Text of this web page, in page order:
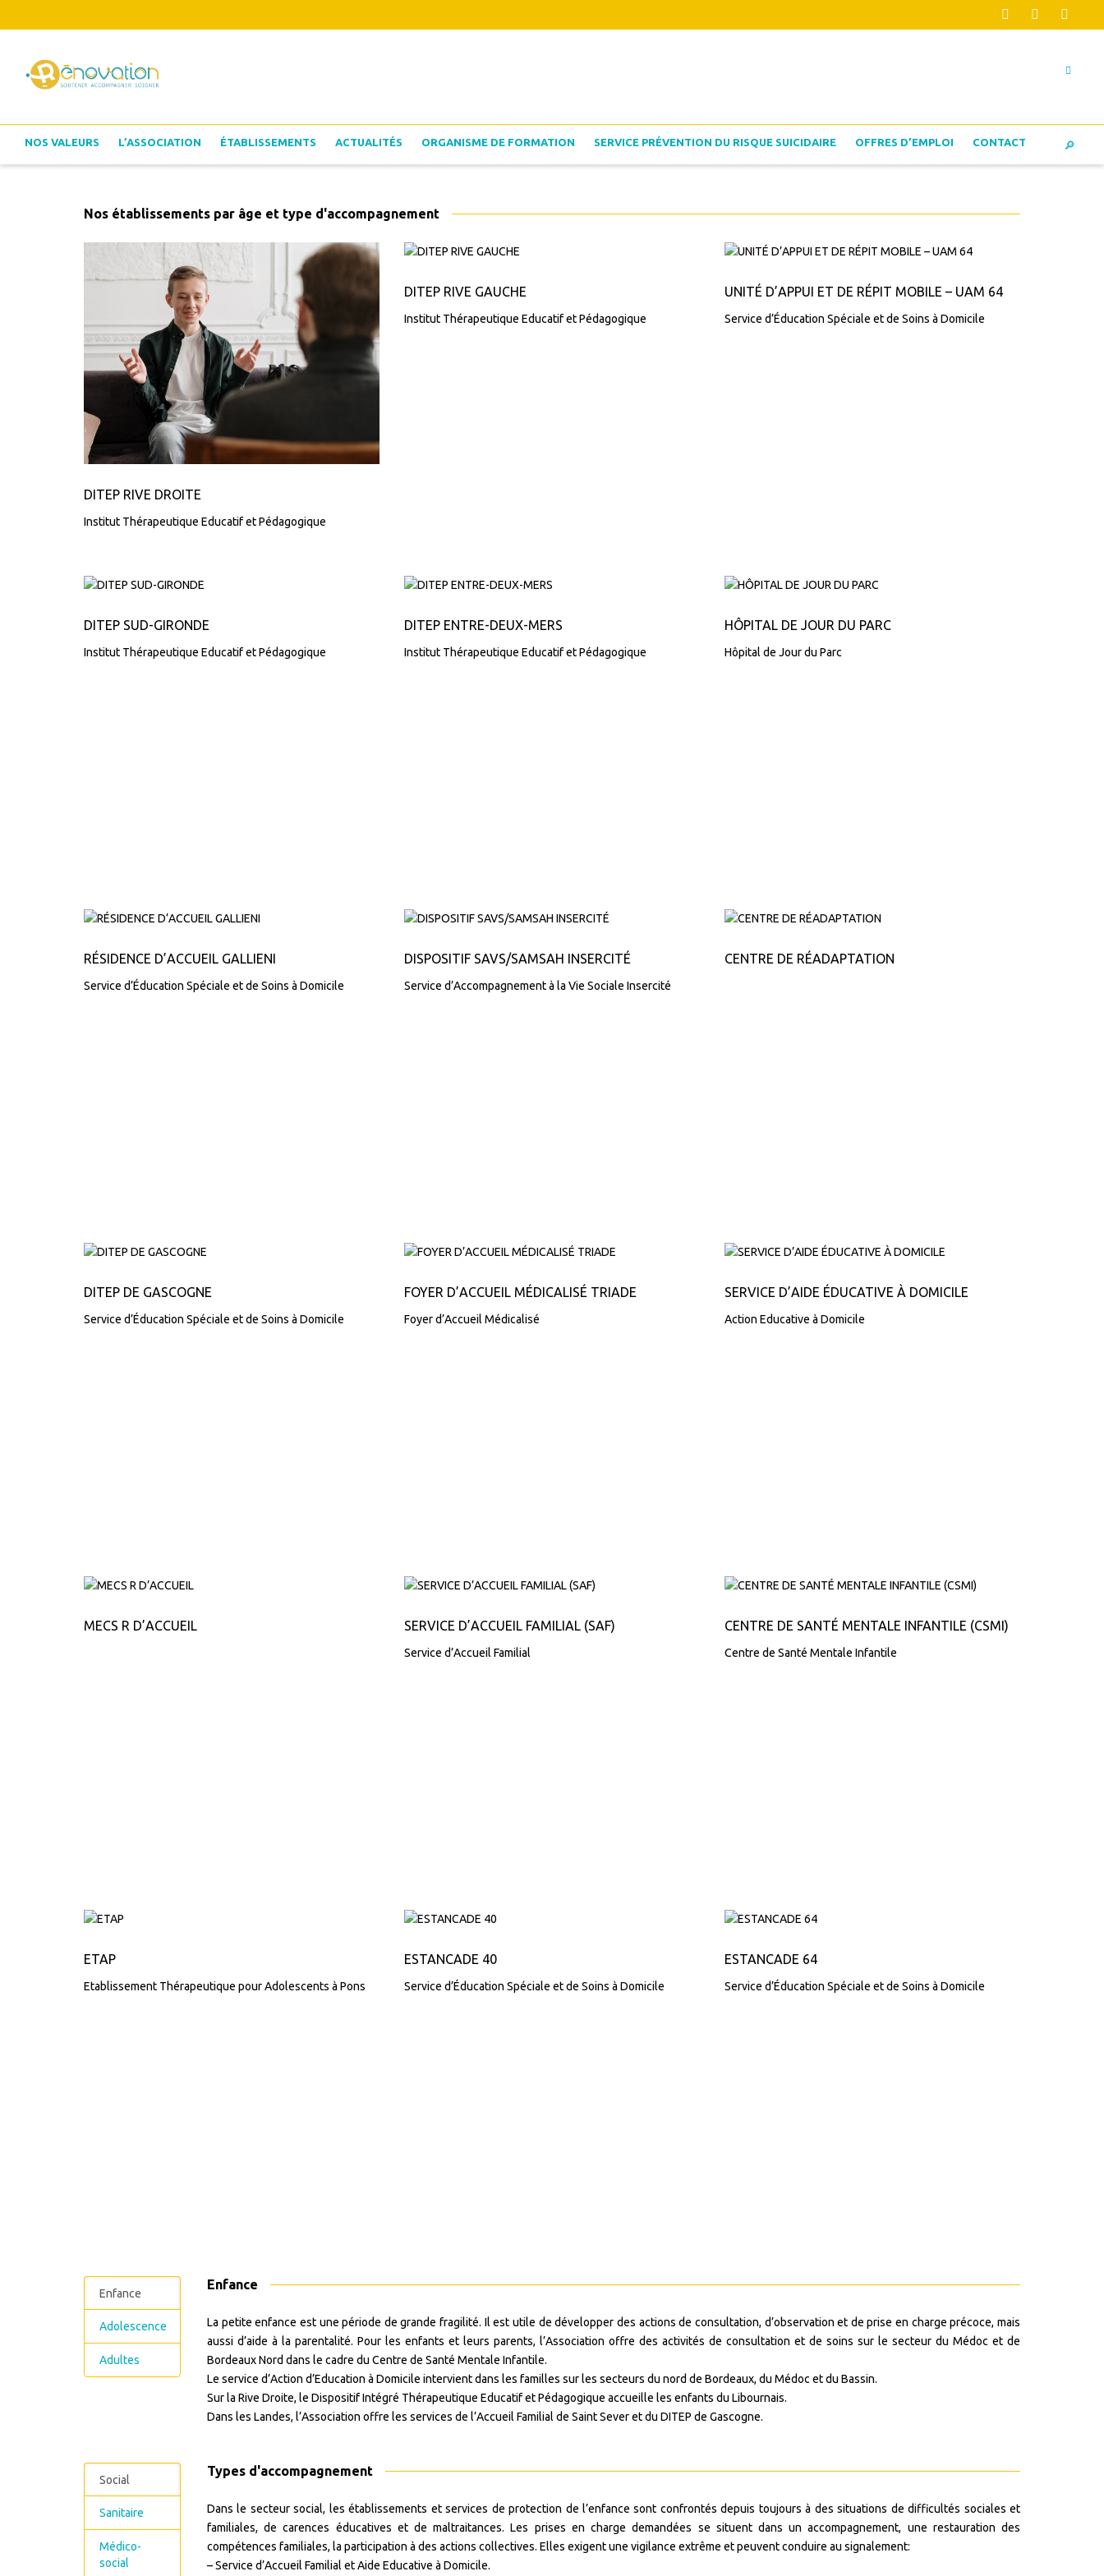
NOS VALEURS L’ASSOCIATION ÉTABLISSEMENTS ACTUALITÉS ORGANISME DE FORMATION SERVICE PRÉVENTION DU RISQUE SUICIDAIRE OFFRES D’EMPLOI CONTACT
Nos établissements par âge et type d'accompagnement
DITEP RIVE DROITE
Institut Thérapeutique Educatif et Pédagogique
DITEP RIVE GAUCHE
Institut Thérapeutique Educatif et Pédagogique
UNITÉ D’APPUI ET DE RÉPIT MOBILE – UAM 64
Service d’Éducation Spéciale et de Soins à Domicile
DITEP SUD-GIRONDE
Institut Thérapeutique Educatif et Pédagogique
DITEP ENTRE-DEUX-MERS
Institut Thérapeutique Educatif et Pédagogique
HÔPITAL DE JOUR DU PARC
Hôpital de Jour du Parc
RÉSIDENCE D’ACCUEIL GALLIENI
Service d’Éducation Spéciale et de Soins à Domicile
DISPOSITIF SAVS/SAMSAH INSERCITÉ
Service d’Accompagnement à la Vie Sociale Insercité
CENTRE DE RÉADAPTATION
DITEP DE GASCOGNE
Service d’Éducation Spéciale et de Soins à Domicile
FOYER D’ACCUEIL MÉDICALISÉ TRIADE
Foyer d’Accueil Médicalisé
SERVICE D’AIDE ÉDUCATIVE À DOMICILE
Action Educative à Domicile
MECS R D’ACCUEIL SERVICE D’ACCUEIL FAMILIAL (SAF)
Service d’Accueil Familial
CENTRE DE SANTÉ MENTALE INFANTILE (CSMI)
Centre de Santé Mentale Infantile
ETAP
Etablissement Thérapeutique pour Adolescents à Pons
ESTANCADE 40
Service d’Éducation Spéciale et de Soins à Domicile
ESTANCADE 64
Service d’Éducation Spéciale et de Soins à Domicile
Enfance
Adolescence
Adultes
Enfance
La petite enfance est une période de grande fragilité. Il est utile de développer des actions de consultation, d’observation et de prise en charge précoce, mais
aussi d’aide à la parentalité. Pour les enfants et leurs parents, l’Association offre des activités de consultation et de soins sur le secteur du Médoc et de
Bordeaux Nord dans le cadre du Centre de Santé Mentale Infantile.
Le service d’Action d’Education à Domicile intervient dans les familles sur les secteurs du nord de Bordeaux, du Médoc et du Bassin.
Sur la Rive Droite, le Dispositif Intégré Thérapeutique Educatif et Pédagogique accueille les enfants du Libournais.
Dans les Landes, l’Association offre les services de l’Accueil Familial de Saint Sever et du DITEP de Gascogne.
Social
Sanitaire
Médico-
social
Types d'accompagnement
Dans le secteur social, les établissements et services de protection de l’enfance sont confrontés depuis toujours à des situations de difficultés sociales et
familiales, de carences éducatives et de maltraitances. Les prises en charge demandées se situent dans un accompagnement, une restauration des
compétences familiales, la participation à des actions collectives. Elles exigent une vigilance extrême et peuvent conduire au signalement:
– Service d’Accueil Familial et Aide Educative à Domicile.